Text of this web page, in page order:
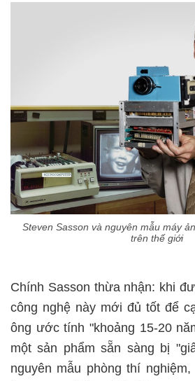
Steven Sasson và nguyên mẫu máy
trên thế giới
Chính Sasson thừa nhận: khi
công nghệ này mới đủ tốt để
ông ước tính "khoảng 15-20
một sản phẩm sẵn sàng bị
nguyên mẫu phòng thí